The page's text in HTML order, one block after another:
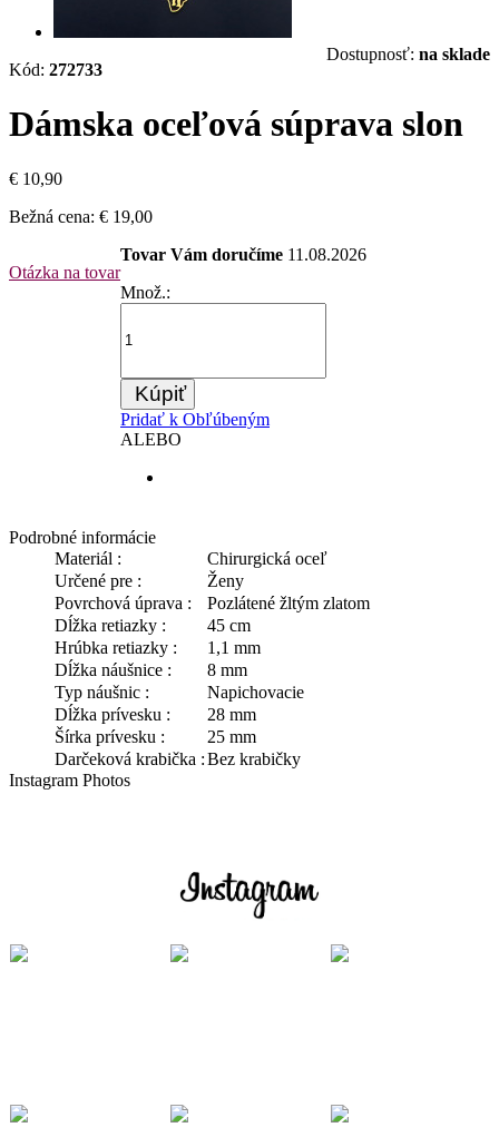
Kód: 272733
Dostupnosť: na sklade
Dámska oceľová súprava slon
€ 10,90
Bežná cena: € 19,00
Otázka na tovar
Tovar Vám doručíme 11.08.2026
Množ.:
Kúpiť
Pridať k Obľúbeným
ALEBO
Podrobné informácie
Materiál :
Chirurgická oceľ
Určené pre :
Ženy
Povrchová úprava :
Pozlátené žltým zlatom
Dĺžka retiazky :
45 cm
Hrúbka retiazky :
1,1 mm
Dĺžka náušnice :
8 mm
Typ náušnic :
Napichovacie
Dĺžka prívesku :
28 mm
Šírka prívesku :
25 mm
Darčeková krabička :Bez krabičky
Instagram Photos